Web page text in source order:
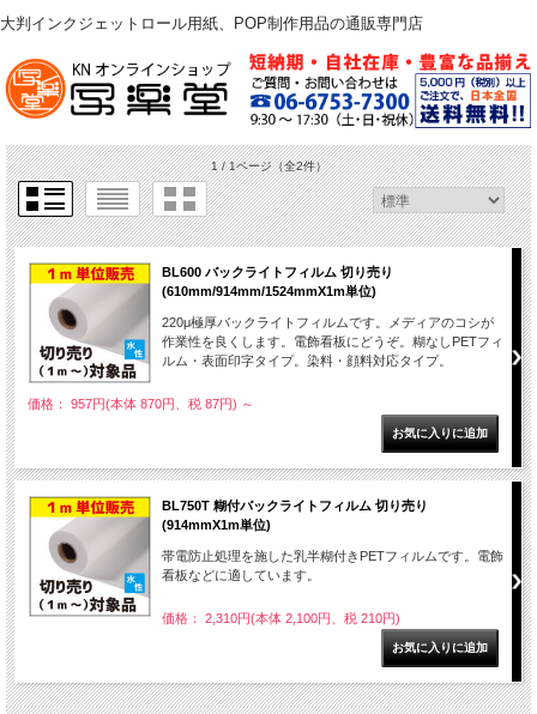
大判インクジェットロール用紙、POP制作用品の通販専門店
1 / 1ページ（全2件）
BL600 バックライトフィルム 切り売り
(610mm/914mm/1524mmX1m単位)
220μ極厚バックライトフィルムです。メディアのコシが
作業性を良くします。電飾看板にどうぞ。糊なしPETフィ
ルム・表面印字タイプ。染料・顔料対応タイプ。
価格： 957円(本体 870円、税 87円) ～
BL750T 糊付バックライトフィルム 切り売り
(914mmX1m単位)
帯電防止処理を施した乳半糊付きPETフィルムです。電飾
看板などに適しています。
価格： 2,310円(本体 2,100円、税 210円)